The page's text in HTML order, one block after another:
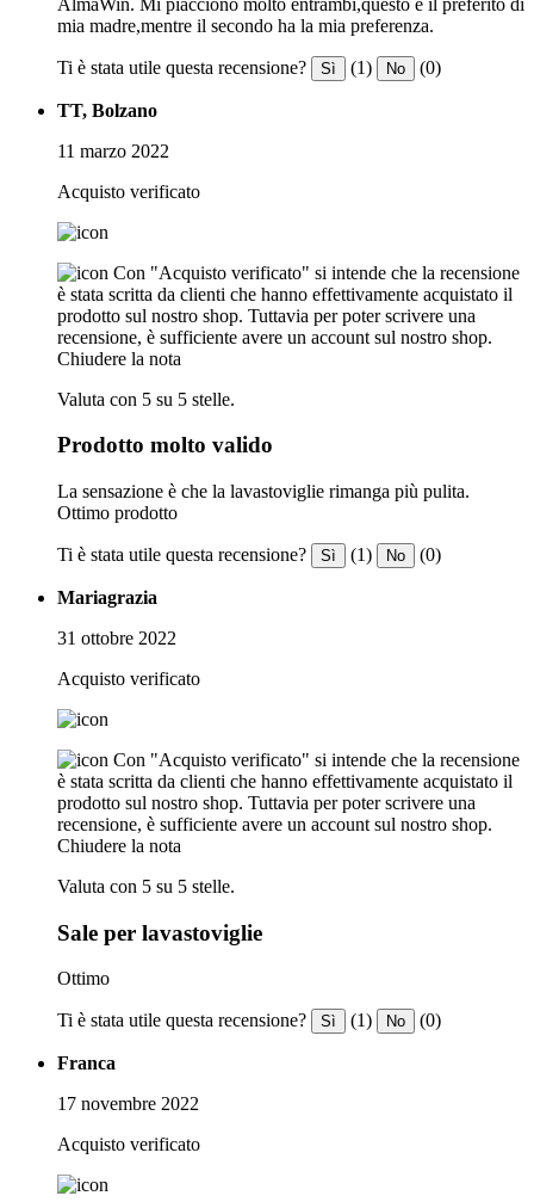
mia madre,mentre il secondo ha la mia preferenza.
Ti è stata utile questa recensione? Sì (1) No (0)
TT, Bolzano
11 marzo 2022
Acquisto verificato
Con "Acquisto verificato" si intende che la recensione
è stata scritta da clienti che hanno effettivamente acquistato il
prodotto sul nostro shop. Tuttavia per poter scrivere una
recensione, è sufficiente avere un account sul nostro shop.
Chiudere la nota
Valuta con 5 su 5 stelle.
Prodotto molto valido
La sensazione è che la lavastoviglie rimanga più pulita.
Ottimo prodotto
Ti è stata utile questa recensione? Sì (1) No (0)
Mariagrazia
31 ottobre 2022
Acquisto verificato
Con "Acquisto verificato" si intende che la recensione
è stata scritta da clienti che hanno effettivamente acquistato il
prodotto sul nostro shop. Tuttavia per poter scrivere una
recensione, è sufficiente avere un account sul nostro shop.
Chiudere la nota
Valuta con 5 su 5 stelle.
Sale per lavastoviglie
Ottimo
Ti è stata utile questa recensione? Sì (1) No (0)
Franca
17 novembre 2022
Acquisto verificato